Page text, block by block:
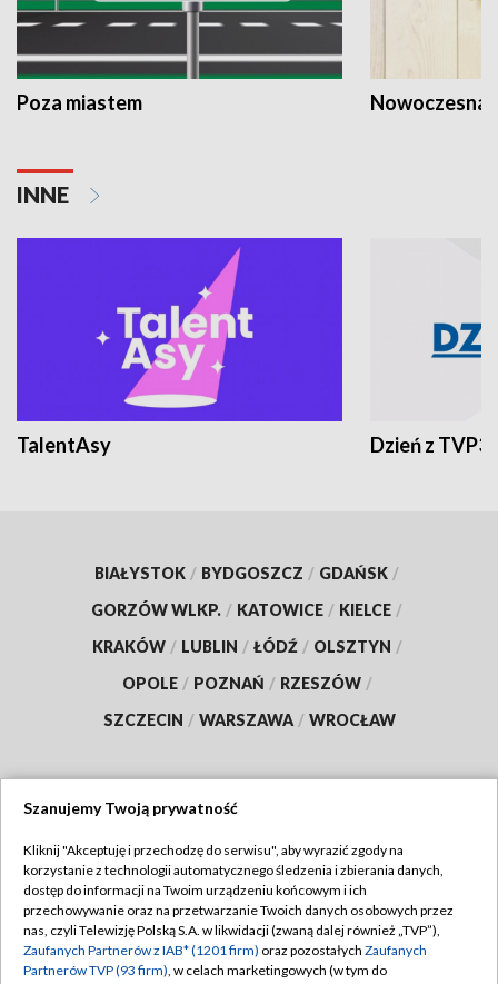
Poza miastem Nowoczesna
INNE
TalentAsy Dzień z TVP3
BIAŁYSTOK / BYDGOSZCZ / GDAŃSK /
GORZÓW WLKP. / KATOWICE / KIELCE /
KRAKÓW / LUBLIN / ŁÓDŹ / OLSZTYN /
OPOLE / POZNAŃ / RZESZÓW /
SZCZECIN / WARSZAWA / WROCŁAW
TVP
Abonament TVP
Emisja w TVP
Regulamin TVP
Polityka prywatności
Szanujemy Twoją prywatność
Kliknij "Akceptuję i przechodzę do serwisu", aby wyrazić zgody na
korzystanie z technologii automatycznego śledzenia i zbierania danych,
dostęp do informacji na Twoim urządzeniu końcowym i ich
przechowywanie oraz na przetwarzanie Twoich danych osobowych przez
nas, czyli Telewizję Polską S.A. w likwidacji (zwaną dalej również „TVP”),
Zaufanych Partnerów z IAB* (1201 firm) oraz pozostałych Zaufanych
Partnerów TVP (93 firm), w celach marketingowych (w tym do